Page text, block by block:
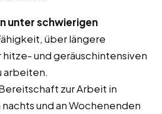
unter schwierigen
über längere
und geräuschintensiven
arbeiten.
zur Arbeit in
und an Wochenenden